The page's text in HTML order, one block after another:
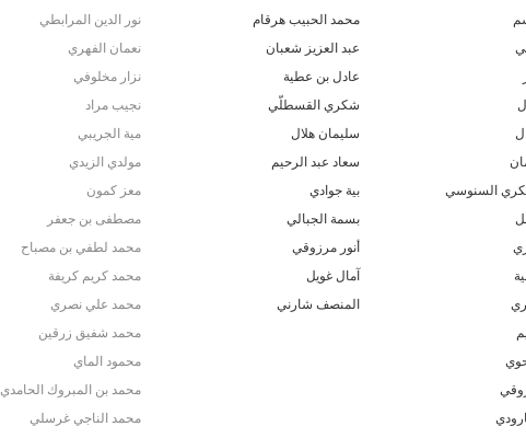
السنوسي
محمد الحبيب هرقام
عبد العزيز شعبان
عادل بن عطية
شكري القسطلّي
سليمان هلال
سعاد عبد الرحيم
بية جوادي
بسمة الجبالي
أنور مرزوقي
آمال غويل
المنصف شارني
نور الدين المرابطي
نعمان الفهري
نزار مخلوفي
نجيب مراد
مية الجريبي
مولدي الزيدي
معز كمون
مصطفى بن جعفر
محمد لطفي بن مصباح
محمد كريم كريفة
محمد علي نصري
محمد شفيق زرقين
محمود الماي
محمد بن المبروك الحامدي
محمد الناجي غرسلي